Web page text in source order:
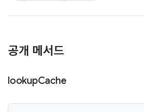
공개 메서드
lookupCache